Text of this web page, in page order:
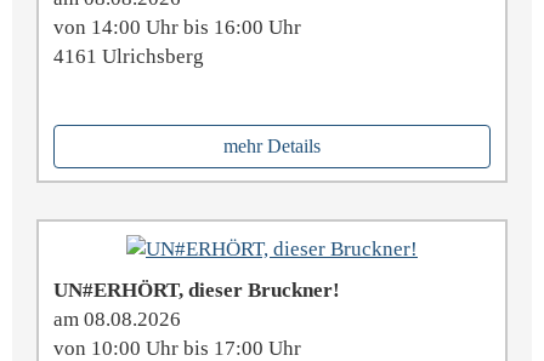
von 14:00 Uhr bis 16:00 Uhr
4161 Ulrichsberg
mehr Details
UN#ERHÖRT, dieser Bruckner!
am 08.08.2026
von 10:00 Uhr bis 17:00 Uhr